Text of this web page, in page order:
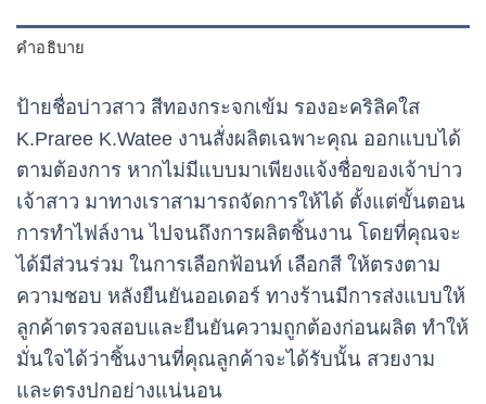
คำอธิบาย
ป้ายชื่อบ่าวสาว สีทองกระจกเข้ม รองอะคริลิคใส
K.Praree K.Watee งานสั่งผลิตเฉพาะคุณ ออกแบบได้
ตามต้องการ หากไม่มีแบบมาเพียงแจ้งชื่อของเจ้าบ่าว
เจ้าสาว มาทางเราสามารถจัดการให้ได้ ตั้งแต่ขั้นตอน
การทำไฟล์งาน ไปจนถึงการผลิตชิ้นงาน โดยที่คุณจะ
ได้มีส่วนร่วม ในการเลือกฟ้อนท์ เลือกสี ให้ตรงตาม
ความชอบ หลังยืนยันออเดอร์ ทางร้านมีการส่งแบบให้
ลูกค้าตรวจสอบและยืนยันความถูกต้องก่อนผลิต ทำให้
มั่นใจได้ว่าชิ้นงานที่คุณลูกค้าจะได้รับนั้น สวยงาม
และตรงปกอย่างแน่นอน